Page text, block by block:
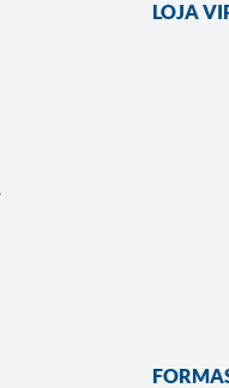
LOJA